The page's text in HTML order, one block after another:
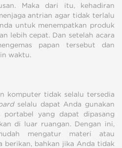
Maka dari itu, kehadiran
antrian agar tidak terlalu
untuk menempatkan produk
lebih cepat. Dan setelah acara
papan tersebut dan
waktu.
komputer tidak selalu tersedia
selalu dapat Anda gunakan
yang dapat dipasang
di luar ruangan. Dengan ini,
mengatur materi atau
berikan, bahkan jika Anda tidak